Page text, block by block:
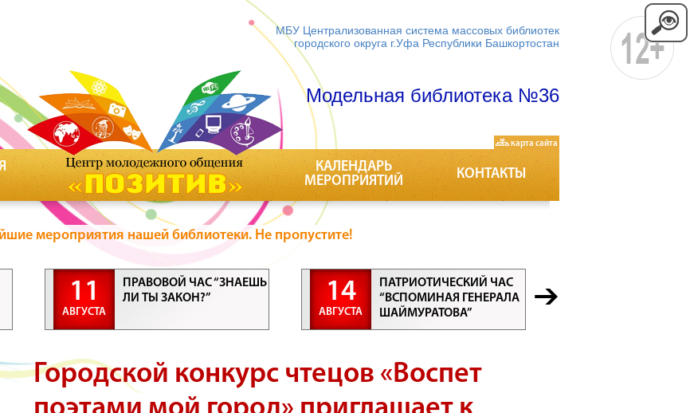
МБУ Централизованная система массовых библиотек
городского округа г.Уфа Республики Башкортостан
Модельная библиотека №36
КАЛЕНДАРЬ
МЕРОПРИЯТИЙ
КОНТАКТЫ
карта сайта
мероприятия нашей библиотеки. Не пропустите!
11
АВГУСТА
ПРАВОВОЙ ЧАС “ЗНАЕШЬ
ЛИ ТЫ ЗАКОН?”
14
АВГУСТА
ПАТРИОТИЧЕСКИЙ ЧАС
“ВСПОМИНАЯ ГЕНЕРАЛА
ШАЙМУРАТОВА”
Городской конкурс чтецов «Воспет